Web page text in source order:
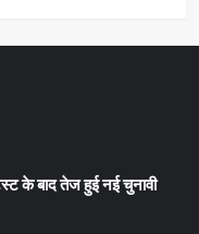
के बाद तेज हुई नई चुनावी